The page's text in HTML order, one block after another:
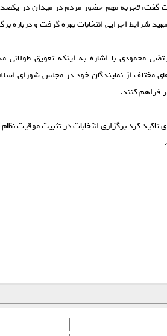
گفت: تجربه مهم حضور مردم در میدان در
شرایط اجرایی انتخابات بهره گرفت و درباره
محمودی با اشاره به اینکه تعویق
مختلف از نمایندگان خود در مجلس شورای
فراهم کنند.
تاکید کرد برگزاری انتخابات در تثبیت موقیت